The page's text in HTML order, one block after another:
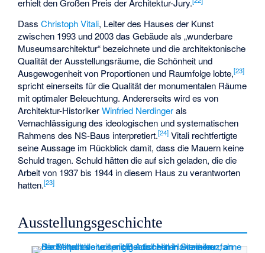
erhielt den Großen Preis der Architektur-Jury.
DassChristoph Vitali, Leiter des Hauses der Kunst
zwischen 1993 und 2003 das Gebäude als „wunderbare
Museumsarchitektur“ bezeichnete und die architektonische
Qualität der Ausstellungsräume, die Schönheit und
Ausgewogenheit von Proportionen und Raumfolge lobte,[23]
spricht einerseits für die Qualität der monumentalen Räume
mit optimaler Beleuchtung. Andererseits wird es von
Architektur-HistorikerWinfried Nerdingerals
Vernachlässigung des ideologischen und systematischen
Rahmens des NS-Baus interpretiert.[24] Vitali rechtfertigte
seine Aussage im Rückblick damit, dass die Mauern keine
Schuld tragen. Schuld hätten die auf sich geladen, die die
Arbeit von 1937 bis 1944 in diesem Haus zu verantworten
hatten.[23]
Ausstellungsgeschichte